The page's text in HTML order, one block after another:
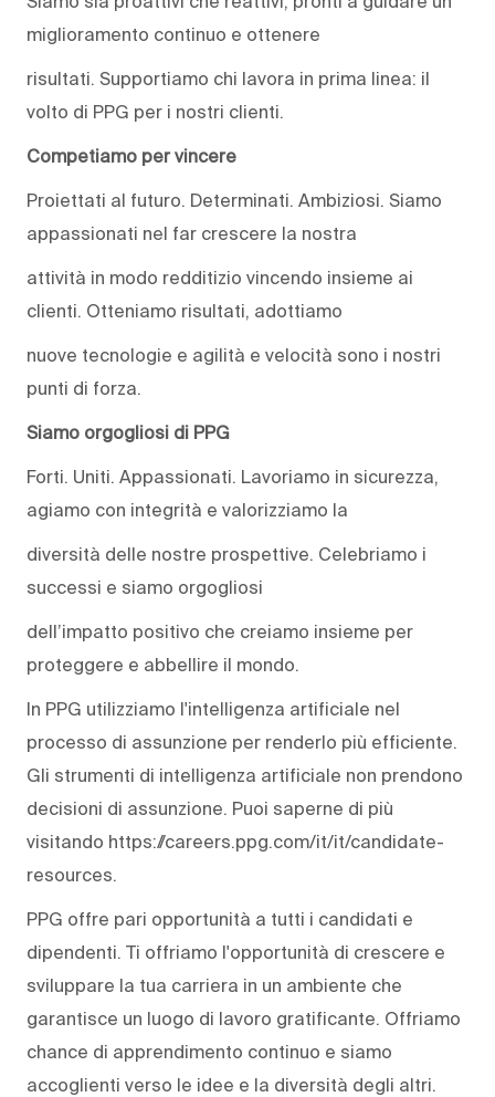
miglioramento continuo e ottenere
risultati. Supportiamo chi lavora in prima linea: il
volto di PPG per i nostri clienti.
Competiamo per vincere
Proiettati al futuro. Determinati. Ambiziosi. Siamo
appassionati nel far crescere la nostra
attività in modo redditizio vincendo insieme ai
clienti. Otteniamo risultati, adottiamo
nuove tecnologie e agilità e velocità sono i nostri
punti di forza.
Siamo orgogliosi di PPG
Forti. Uniti. Appassionati. Lavoriamo in sicurezza,
agiamo con integrità e valorizziamo la
diversità delle nostre prospettive. Celebriamo i
successi e siamo orgogliosi
dell’impatto positivo che creiamo insieme per
proteggere e abbellire il mondo.
In PPG utilizziamo l'intelligenza artificiale nel
processo di assunzione per renderlo più efficiente.
Gli strumenti di intelligenza artificiale non prendono
decisioni di assunzione. Puoi saperne di più
visitando https://careers.ppg.com/it/it/candidate-
resources.
PPG offre pari opportunità a tutti i candidati e
dipendenti. Ti offriamo l'opportunità di crescere e
sviluppare la tua carriera in un ambiente che
garantisce un luogo di lavoro gratificante. Offriamo
chance di apprendimento continuo e siamo
accoglienti verso le idee e la diversità degli altri.